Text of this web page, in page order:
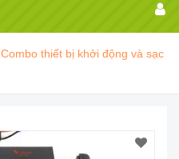
Combo thiết bị khởi động và sạc